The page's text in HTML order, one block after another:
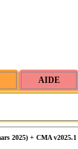
2025) + CMA